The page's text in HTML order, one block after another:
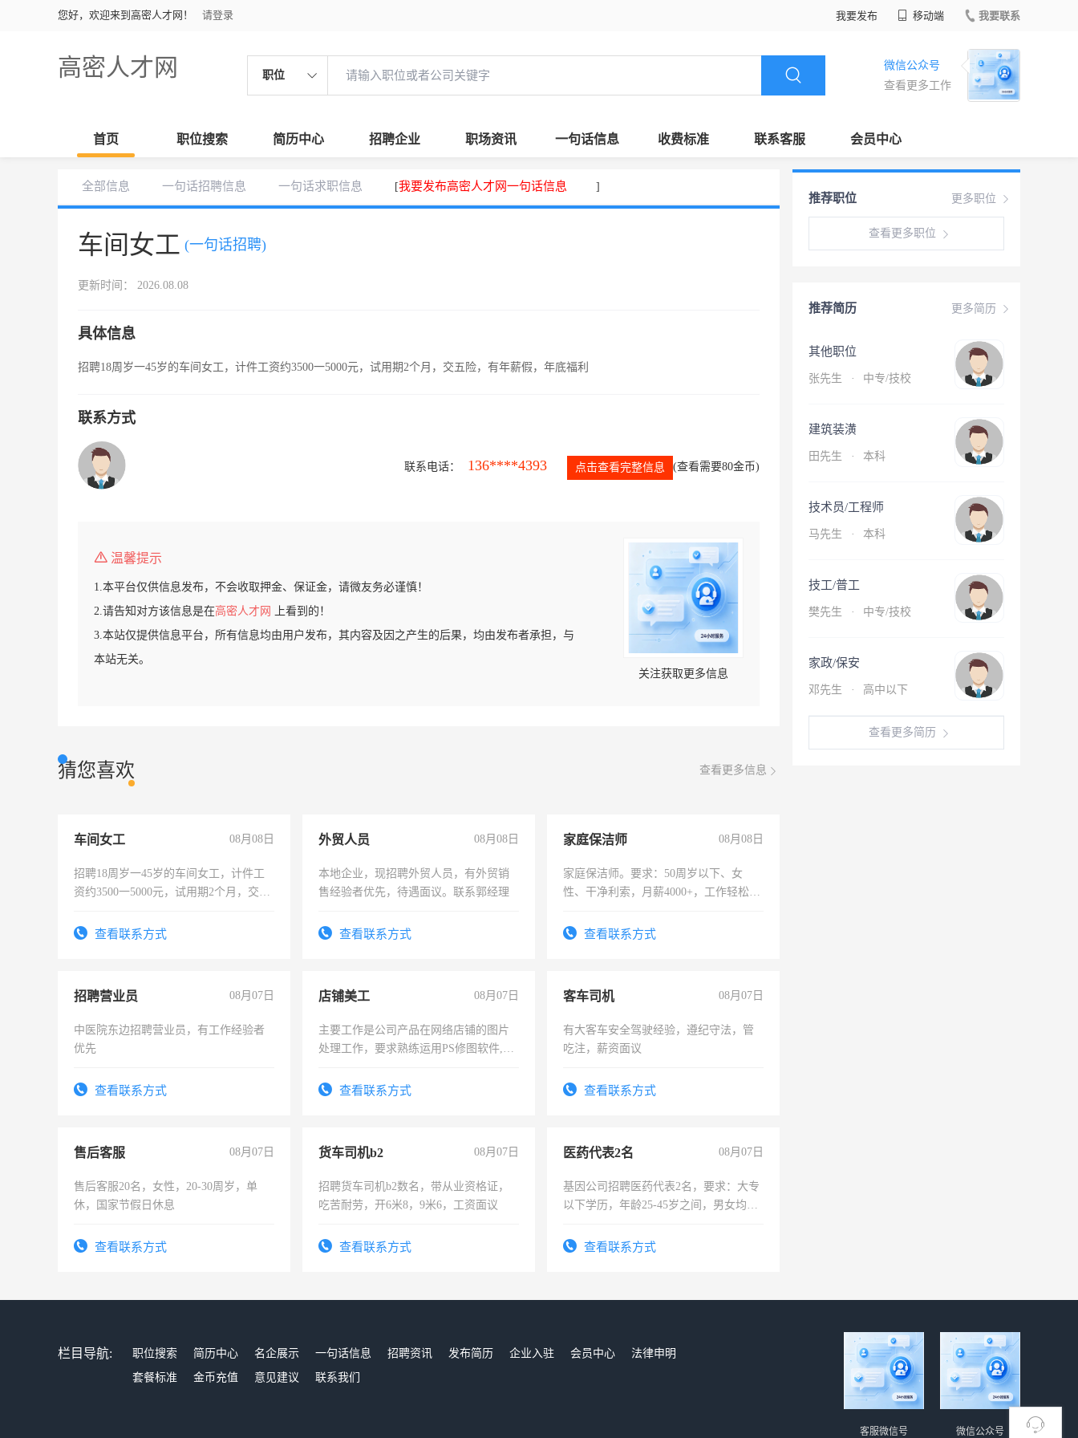
您好，欢迎来到高密人才网！ 请登录 我要发布 移动端 我要联系
高密人才网 职位
微信公众号
查看更多工作
首页 职位搜索 简历中心 招聘企业 职场资讯 一句话信息 收费标准 联系客服 会员中心
全部信息 一句话招聘信息 一句话求职信息 [我要发布高密人才网一句话信息 ]
车间女工 (一句话招聘)
更新时间： 2026.08.08
具体信息
招聘18周岁一45岁的车间女工，计件工资约3500一5000元，试用期2个月，交五险，有年薪假，年底福利
联系方式
联系电话： 136****4393 点击查看完整信息 (查看需要80金币)
温馨提示
1.本平台仅供信息发布，不会收取押金、保证金，请微友务必谨慎！
2.请告知对方该信息是在高密人才网
上看到的！
3.本站仅提供信息平台，所有信息均由用户发布，其内容及因之产生的后果，均由发布者承担，与
本站无关。
关注获取更多信息
猜您喜欢 查看更多信息
车间女工 08月08日
招聘18周岁一45岁的车间女工，计件工
资约3500一5000元，试用期2个月，交五
查看联系方式
外贸人员 08月08日
本地企业，现招聘外贸人员，有外贸销
售经验者优先，待遇面议。联系郭经理
查看联系方式
家庭保洁师 08月08日
家庭保洁师。要求：50周岁以下、女
性、干净利索，月薪4000+，工作轻松，
太太等。查看联系方式
招聘营业员 08月07日
中医院东边招聘营业员，有工作经验者
优先
查看联系方式
店铺美工 08月07日
主要工作是公司产品在网络店铺的图片
处理工作，要求熟练运用PS修图软件,工
查看联系方式
客车司机 08月07日
有大客车安全驾驶经验，遵纪守法，管
吃注，薪资面议
查看联系方式
售后客服 08月07日
售后客服20名，女性，20-30周岁，单
休，国家节假日休息
查看联系方式
货车司机b2 08月07日
招聘货车司机b2数名，带从业资格证，
吃苦耐劳，开6米8，9米6，工资面议
查看联系方式
医药代表2名 08月07日
基因公司招聘医药代表2名，要求：大专
以下学历，年龄25-45岁之间，男女均
表或者有医学资质的优先，底薪+绩效，
查看联系方式
更多职位
推荐职位
查看更多职位
更多简历
推荐简历
其他职位
张先生 · 中专/技校
建筑装潢
田先生 · 本科
技术员/工程师
马先生 · 本科
技工/普工
樊先生 · 中专/技校
家政/保安
邓先生 · 高中以下
查看更多简历
栏目导航: 职位搜索 简历中心 名企展示 一句话信息 招聘资讯 发布简历 企业入驻 会员中心
法律申明
套餐标准
金币充值 意见建议 联系我们
微信公众号
客服微信号